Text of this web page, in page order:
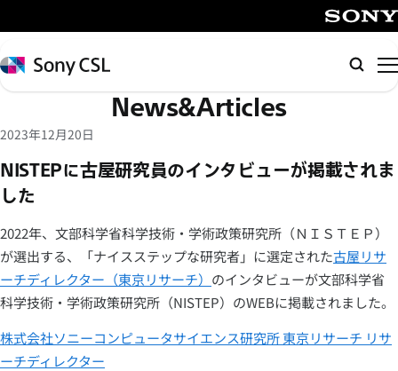
イ
ン
コ
テ
ツ
へ
キ
ッ
プ
Sony
CSL
検
索
News&Articles
2023年12月20日
NISTEPに古屋研究員のインタビューが掲載されま
した
2022年、文部科学省科学技術・学術政策研究所（ＮＩＳＴＥＰ）
が選出する、「ナイスステップな研究者」に選定された古屋リサ
ーチディレクター（東京リサーチ） のインタビューが文部科学省
科学技術・学術政策研究所（NISTEP）のWEBに掲載されました。
株式会社ソニーコンピュータサイエンス研究所 東京リサーチ リサ
ーチディレクター